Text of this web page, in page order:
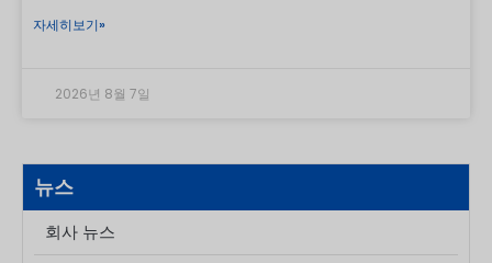
뉴스
회사 뉴스
높이를 나타냅니다. 24/410 병은 24/410 펌프, 스프레이어 또
됩니다. 이는 내부 개구부가 24mm라는 뜻도, 길이가 410mm
니다. 무엇
자세히보기»
2026년 8월 7일